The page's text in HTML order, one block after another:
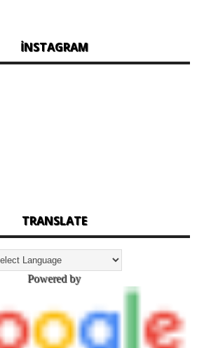
İNSTAGRAM
TRANSLATE
Powered by